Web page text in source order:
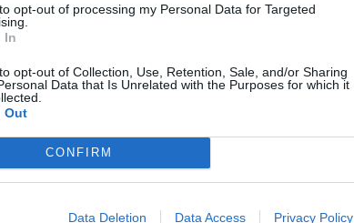
opt-out of processing my Personal Data for Targeted
In
opt-out of Collection, Use, Retention, Sale, and/or Sharing
Data that Is Unrelated with the Purposes for which it
Out
CONFIRM
Data Deletion Data Access Privacy Policy
Mantra